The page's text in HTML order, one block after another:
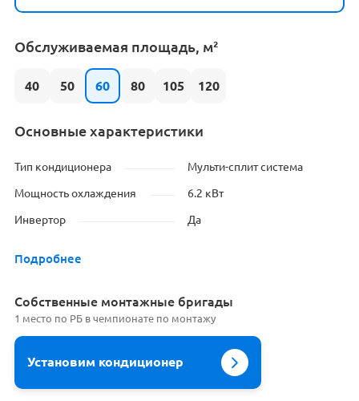
Обслуживаемая площадь, м²
40 50 60 80 105 120
Основные характеристики
Тип кондиционера Мульти-сплит система
Мощность охлаждения 6.2 кВт
Инвертор Да
Подробнее
Cобственные монтажные бригады
1 место по РБ в чемпионате по монтажу
Установим кондиционер